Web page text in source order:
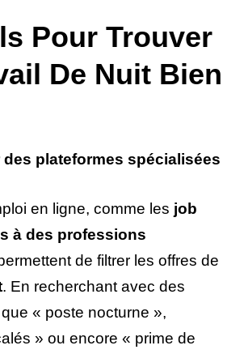
Pour Trouver
De Nuit Bien
des plateformes spécialisées
en ligne, comme les job
à des professions
de filtrer les offres de
. En recherchant avec des
« poste nocturne »,
» ou encore « prime de